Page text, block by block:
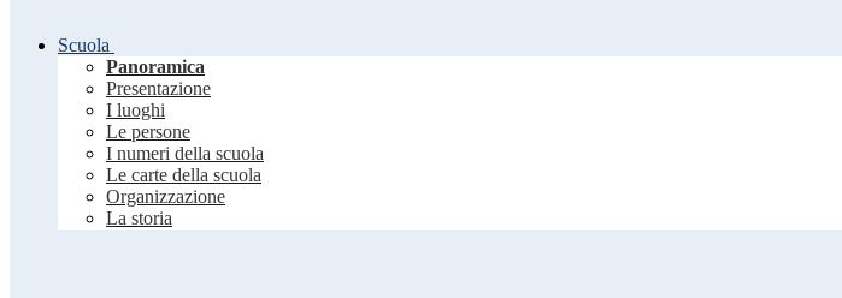
Scuola
Panoramica
Presentazione
I luoghi
Le persone
I numeri della scuola
Le carte della scuola
Organizzazione
La storia